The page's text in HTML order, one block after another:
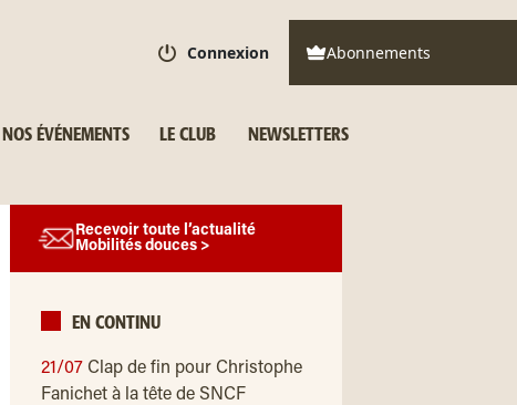
Connexion Abonnements
NOS ÉVÉNEMENTS LE CLUB NEWSLETTERS
Recevoir toute l’actualité
Mobilités douces >
EN CONTINU
21/07 Clap de fin pour Christophe
Fanichet à la tête de SNCF